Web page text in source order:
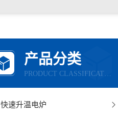
产品分类
PRODUCT CLASSIFICATION
快速升温电炉